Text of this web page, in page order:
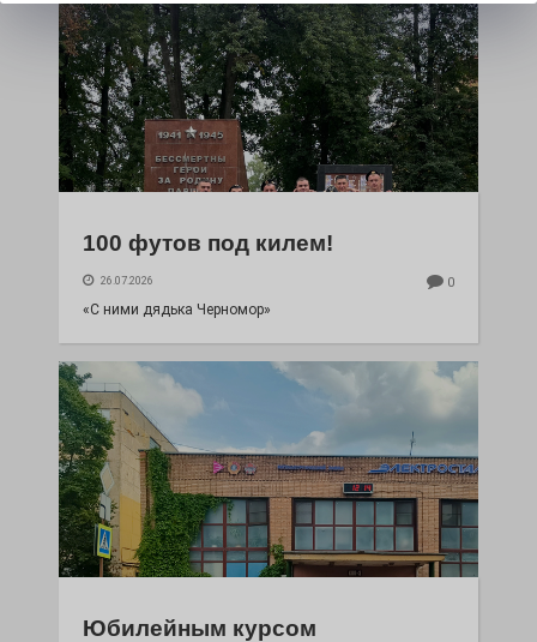
100 футов под килем!
26.07.2026 0
«С ними дядька Черномор»
Юбилейным курсом